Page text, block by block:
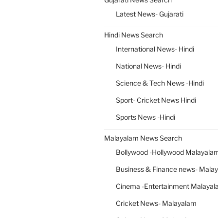
Latest News- Gujarati
Hindi News Search
International News- Hindi
National News- Hindi
Science & Tech News -Hindi
Sport- Cricket News Hindi
Sports News -Hindi
Malayalam News Search
Bollywood -Hollywood
Business & Finance news-
Cinema -Entertainment
Cricket News- Malayalam